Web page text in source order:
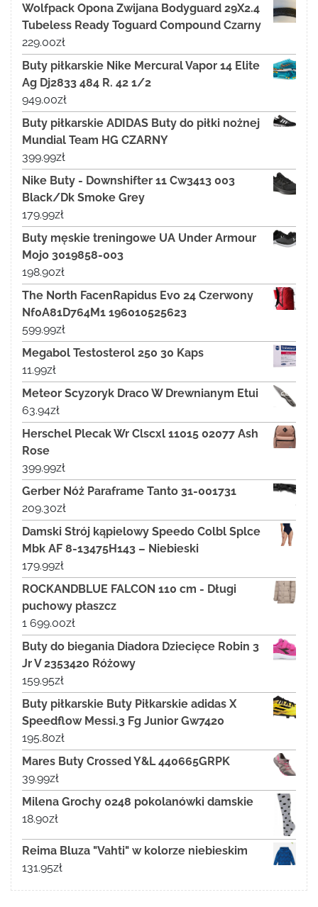
Wolfpack Opona Zwijana Bodyguard 29X2.4
Tubeless Ready Toguard Compound Czarny
229.00zł
Buty piłkarskie Nike Mercural Vapor 14 Elite
Ag Dj2833 484 R. 42 1/2
949.00zł
Buty piłkarskie ADIDAS Buty do piłki nożnej
Mundial Team HG CZARNY
399.99zł
Nike Buty - Downshifter 11 Cw3413 003
Black/Dk Smoke Grey
179.99zł
Buty męskie treningowe UA Under Armour
Mojo 3019858-003
198.90zł
The North FacenRapidus Evo 24 Czerwony
Nf0A81D764M1 196010525623
599.99zł
Megabol Testosterol 250 30 Kaps
11.99zł
Meteor Scyzoryk Draco W Drewnianym Etui
63.94zł
Herschel Plecak Wr Clscxl 11015 02077 Ash
Rose
399.99zł
Gerber Nóż Paraframe Tanto 31-001731
209.30zł
Damski Strój kąpielowy Speedo Colbl Splce
Mbk AF 8-13475H143 – Niebieski
179.99zł
ROCKANDBLUE FALCON 110 cm - Długi
puchowy płaszcz
1 699.00zł
Buty do biegania Diadora Dziecięce Robin 3
Jr V 2353420 Różowy
159.95zł
Buty piłkarskie Buty Piłkarskie adidas X
Speedflow Messi.3 Fg Junior Gw7420
195.80zł
Mares Buty Crossed Y&L 440665GRPK
39.99zł
Milena Grochy 0248 pokolanówki damskie
18.90zł
Reima Bluza "Vahti" w kolorze niebieskim
131.95zł